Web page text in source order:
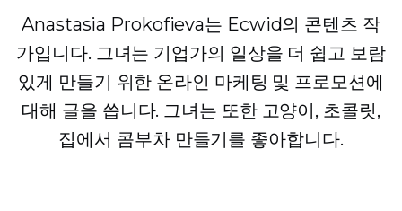
Anastasia Prokofieva는 Ecwid의 콘텐츠 작
가입니다. 그녀는 기업가의 일상을 더 쉽고 보람
있게 만들기 위한 온라인 마케팅 및 프로모션에
대해 글을 씁니다. 그녀는 또한 고양이, 초콜릿,
집에서 콤부차 만들기를 좋아합니다.